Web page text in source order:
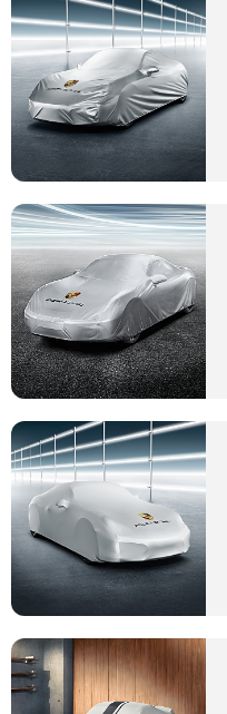
Meer Porsche
Porsche informatie